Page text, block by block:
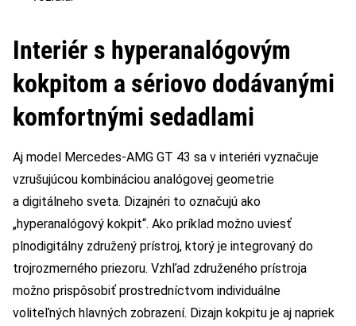
Interiér s hyperanalógovým
kokpitom a sériovo dodávanými
komfortnými sedadlami
Aj model Mercedes-AMG GT 43 sa v interiéri vyznačuje
vzrušujúcou kombináciou analógovej geometrie
a digitálneho sveta. Dizajnéri to označujú ako
„hyperanalógový kokpit“. Ako príklad možno uviesť
plnodigitálny združený prístroj, ktorý je integrovaný do
trojrozmerného priezoru. Vzhľad združeného prístroja
možno prispôsobiť prostredníctvom individuálne
voliteľných hlavných zobrazení. Dizajn kokpitu je aj napriek